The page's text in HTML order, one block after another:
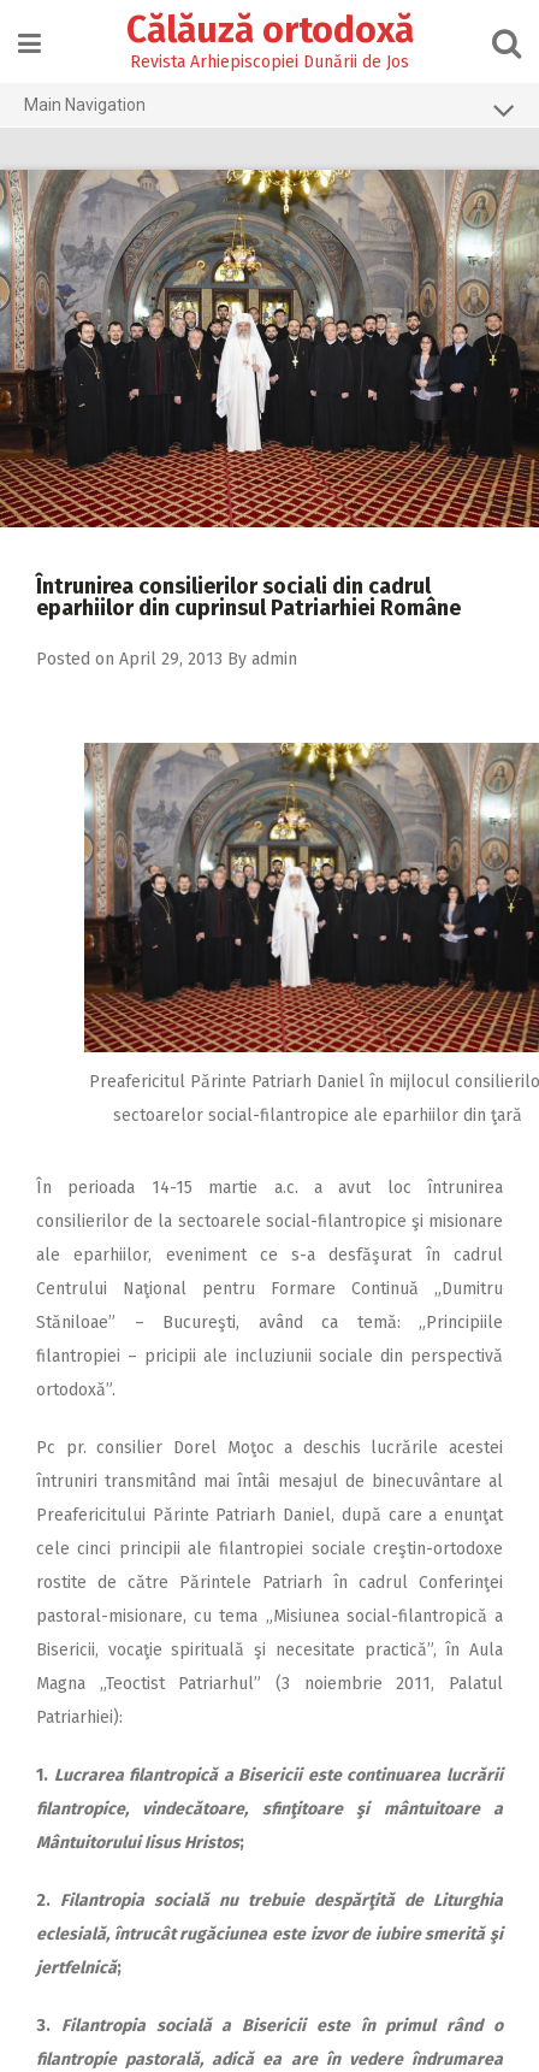
content
Călăuză ortodoxă
Revista Arhiepiscopiei Dunării de Jos
Main Navigation
2026
2025
2024
2023
2022
2021
2020
2019
2017
Întrunirea consilierilor sociali din cadrul
eparhiilor din cuprinsul Patriarhiei Române
Posted on April 29, 2013 By admin
Preafericitul Părinte Patriarh Daniel în mijlocul
sectoarelor social-filantropice ale eparhiilor din ţară
În perioada 14-15 martie a.c. a avut loc întrunirea
consilierilor de la sectoarele social-filantropice şi misionare
ale eparhiilor, eveniment ce s-a desfăşurat în cadrul
Centrului Naţional pentru Formare Continuă „Dumitru
Stăniloae” – Bucureşti, având ca temă: „Principiile
filantropiei – pricipii ale incluziunii sociale din perspectivă
ortodoxă”.
Pc pr. consilier Dorel Moţoc a deschis lucrările acestei
întruniri transmitând mai întâi mesajul de binecuvântare al
Preafericitului Părinte Patriarh Daniel, după care a enunţat
cele cinci principii ale filantropiei sociale creştin-ortodoxe
rostite de către Părintele Patriarh în cadrul Conferinţei
pastoral-misionare, cu tema „Misiunea social-filantropică a
Bisericii, vocaţie spirituală şi necesitate practică”, în Aula
Magna „Teoctist Patriarhul” (3 noiembrie 2011, Palatul
Patriarhiei):
1. Lucrarea filantropică a Bisericii este continuarea lucrării
filantropice, vindecătoare, sfinţitoare şi mântuitoare a
Mântuitorului Iisus Hristos;
2. Filantropia socială nu trebuie despărţită de Liturghia
eclesială, întrucât rugăciunea este izvor de iubire smerită şi
jertfelnică;
3. Filantropia socială a Bisericii este în primul rând o
filantropie pastorală, adică ea are în vedere îndrumarea